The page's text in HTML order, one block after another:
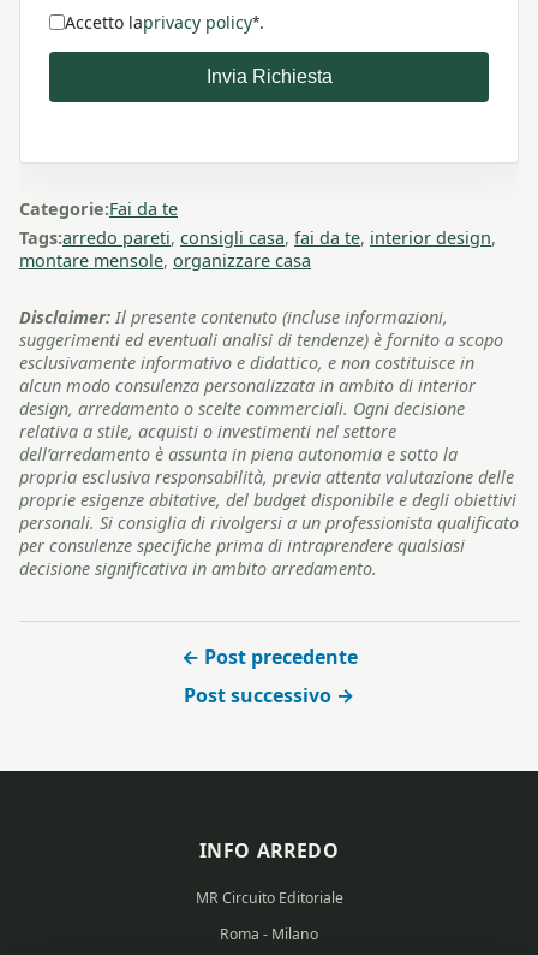
Accetto laprivacy policy*.
Invia Richiesta
Categorie:Fai da te
Tags:arredo pareti, consigli casa, fai da te, interior design,
montare mensole, organizzare casa
Disclaimer: Il presente contenuto (incluse informazioni,
suggerimenti ed eventuali analisi di tendenze) è fornito a scopo
esclusivamente informativo e didattico, e non costituisce in
alcun modo consulenza personalizzata in ambito di interior
design, arredamento o scelte commerciali. Ogni decisione
relativa a stile, acquisti o investimenti nel settore
dell’arredamento è assunta in piena autonomia e sotto la
propria esclusiva responsabilità, previa attenta valutazione delle
proprie esigenze abitative, del budget disponibile e degli obiettivi
personali. Si consiglia di rivolgersi a un professionista qualificato
per consulenze specifiche prima di intraprendere qualsiasi
decisione significativa in ambito arredamento.
← Post precedente
Post successivo →
INFO ARREDO
MR Circuito Editoriale
Roma - Milano